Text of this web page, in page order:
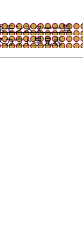
モンスター一覧
カウト早見表